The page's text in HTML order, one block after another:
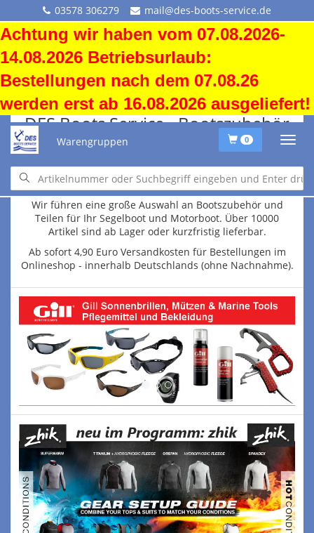
03578 306279 mail@des-boots-service.de
Achtung wir haben vom 07.08.2026-
14.08.2026 Betriebsurlaub:
Bestellungen nach dem 07.08.26
werden erst ab 16.08.2026 ausgeliefert!
Warengruppen 0
DES Boots Service - Bootszubehör
und Wassersportartikel
In unserem Shop finden Sie Ersatzteile für Motorboot und
Segelboot.
Wir führen eine große Auswahl an Bootszubehör und
Teilen für Ihr Segelboot und Motorboot. Über 10000
Artikel sind ab Lager oder kurzfristig lieferbar.
Ab sofort 4,90 Euro Versandkosten für Bestellungen im
Onlineshop - innerhalb Deutschlands (ohne Nachnahme).